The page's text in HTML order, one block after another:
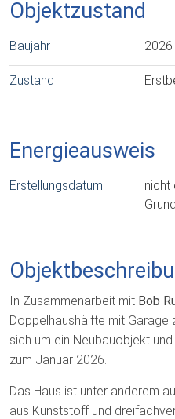
Objektzustand
Baujahr 2026
Zustand
Energieausweis
Erstellungsdatum
nicht
In Zusammenarbeit mit Bob
Doppelhaushälfte mit Garage
sich um ein Neubauobjekt
zum Januar 2026.
Das Haus ist unter anderem
aus Kunststoff und